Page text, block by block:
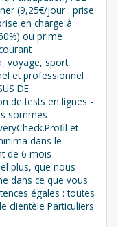
(9,25€/jour : prise
en charge à
ou prime
voyage, sport,
et professionnel
DE
de tests en lignes -
sommes
et
dans le
de 6 mois
plus, que nous
dans ce que vous
égales : toutes
clientèle Particuliers